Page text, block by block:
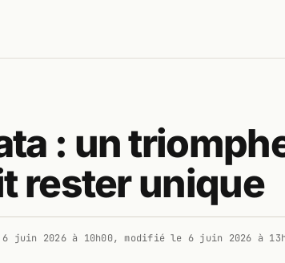
: un
rester unique
6 juin 2026 à 10h00, modifié le 6 juin 2026 à